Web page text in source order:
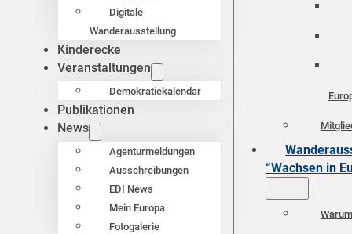
Digitale
Wanderausstellung
Kinderecke
Veranstaltungen
Demokratiekalendar
Publikationen
News
Agenturmeldungen
Ausschreibungen
EDI News
Mein Europa
Fotogalerie
“Wachsen in